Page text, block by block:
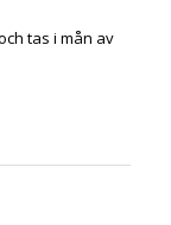
tas i mån av